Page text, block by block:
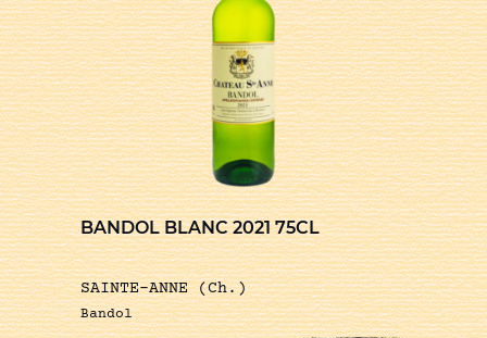
BANDOL BLANC 2021 75CL
SAINTE-ANNE (Ch.)
Bandol